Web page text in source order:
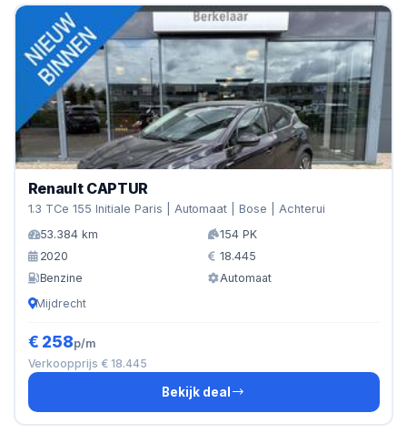
Renault CAPTUR
1.3 TCe 155 Initiale Paris | Automaat | Bose | Achterui
53.384 km
154 PK
2020
18.445
Benzine
Automaat
Mijdrecht
€ 258p/m
Verkoopprijs € 18.445
Bekijk deal